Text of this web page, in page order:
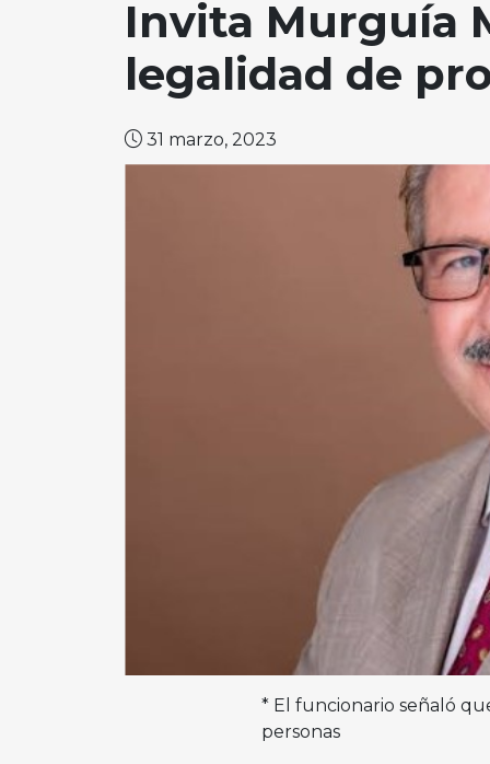
Invita Murguía
legalidad de
31 marzo, 2023
* El funcionario señaló
personas